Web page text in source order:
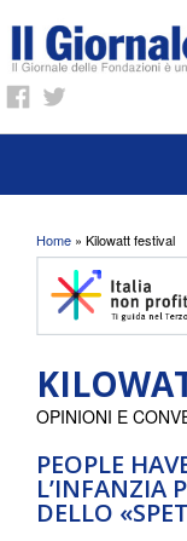
Tu sei qui
Home » Kilowatt festival
PEOPLE
L’INFANZIA
DELLO
OPINIONI E